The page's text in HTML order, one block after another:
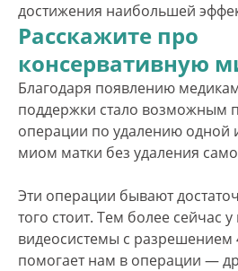
достижения наибольшей
Расскажите про
консервативную
Благодаря появлению
поддержки стало возможным
операции по удалению одной
миом матки без удаления
Эти операции бывают
того стоит. Тем более сейчас
видеосистемы с разрешением
помогает нам в операции —